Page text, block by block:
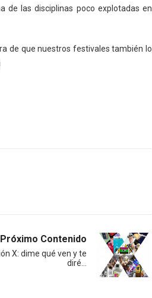
de las disciplinas poco explotadas en
de que nuestros festivales también lo
Próximo Contenido
X: dime qué ven y te
diré…